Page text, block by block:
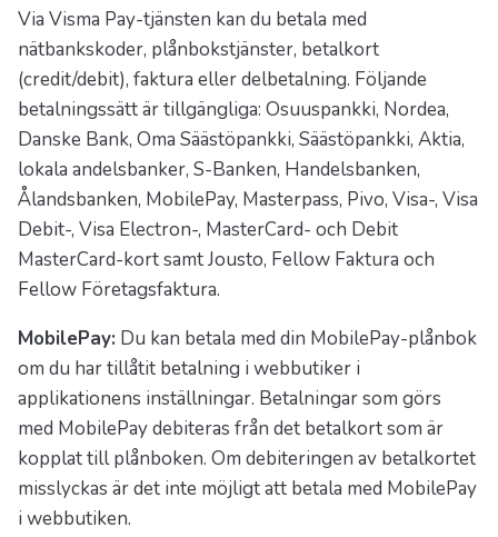
Via Visma Pay-tjänsten kan du betala med
nätbankskoder, plånbokstjänster, betalkort
(credit/debit), faktura eller delbetalning. Följande
betalningssätt är tillgängliga: Osuuspankki, Nordea,
Danske Bank, Oma Säästöpankki, Säästöpankki, Aktia,
lokala andelsbanker, S-Banken, Handelsbanken,
Ålandsbanken, MobilePay, Masterpass, Pivo, Visa-, Visa
Debit-, Visa Electron-, MasterCard- och Debit
MasterCard-kort samt Jousto, Fellow Faktura och
Fellow Företagsfaktura.
MobilePay: Du kan betala med din MobilePay-plånbok
om du har tillåtit betalning i webbutiker i
applikationens inställningar. Betalningar som görs
med MobilePay debiteras från det betalkort som är
kopplat till plånboken. Om debiteringen av betalkortet
misslyckas är det inte möjligt att betala med MobilePay
i webbutiken.